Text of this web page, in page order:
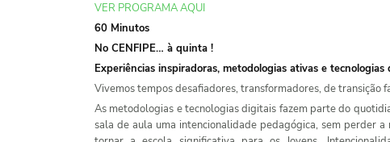
VER PROGRAMA AQUI
60 Minutos
No CENFIPE… à quinta !
Experiências inspiradoras, metodologias ativas e tecnologias
Vivemos tempos desafiadores, transformadores, de transição
As metodologias e tecnologias digitais fazem parte do
sala de aula uma intencionalidade pedagógica, sem perder